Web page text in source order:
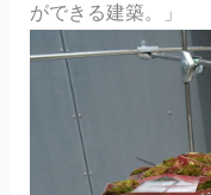
ができる建築。」